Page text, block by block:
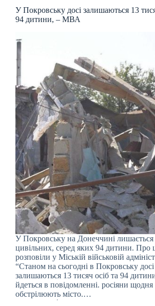
У Покровську досі залишаються 13
94 дитини, – МВА
У Покровську на Донеччині лишається
цивільних, серед яких 94 дитини. Про
розповіли у Міській військовій
“Станом на сьогодні в Покровську досі
залишаються 13 тисяч осіб та 94
йдеться в повідомленні. росіяни щодня
обстрілюють місто.…